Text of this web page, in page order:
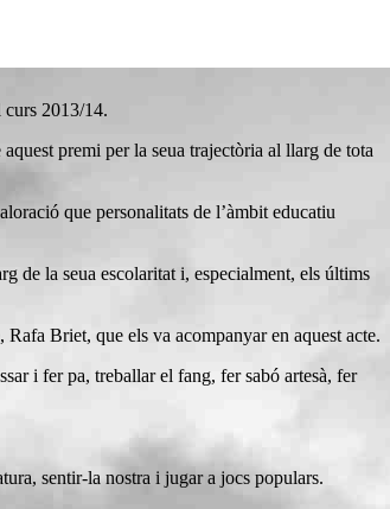
curs 2013/14.
premi per la seua trajectòria al llarg de tota
que personalitats de l’àmbit educatiu
de la seua escolaritat i, especialment, els últims
Briet, que els va acompanyar en aquest acte.
i fer pa, treballar el fang, fer sabó artesà, fer
sentir-la nostra i jugar a jocs populars.